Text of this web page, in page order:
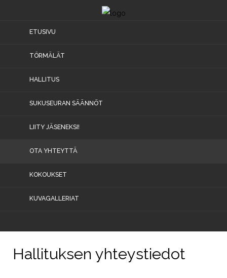
Etusivu
säännöt
Kuvagalleriat
ETUSIVU
TÖRMÄLÄT
HALLITUS
SUKUSEURAN SÄÄNNÖT
LIITY JÄSENEKSI!
OTA YHTEYTTÄ
KOKOUKSET
KUVAGALLERIAT
Hallituksen yhteystiedot